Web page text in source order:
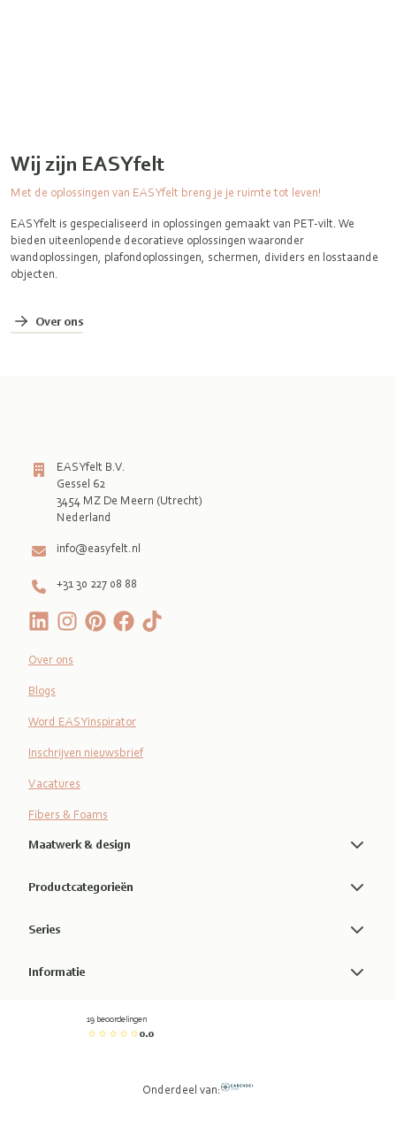
Wij zijn EASYfelt
Met de oplossingen van EASYfelt breng je je ruimte tot leven!
EASYfelt is gespecialiseerd in oplossingen gemaakt van PET-vilt. We
bieden uiteenlopende decoratieve oplossingen waaronder
wandoplossingen, plafondoplossingen, schermen, dividers en losstaande
objecten.
Over ons
EASYfelt B.V.
Gessel 62
3454 MZ De Meern (Utrecht)
Nederland
info@easyfelt.nl
+31 30 227 08 88
Over ons
Blogs
Word EASYinspirator
Inschrijven nieuwsbrief
Vacatures
Fibers & Foams
Maatwerk & design
Productcategorieën
Series
Informatie
19 beoordelingen
0.0
Onderdeel van: